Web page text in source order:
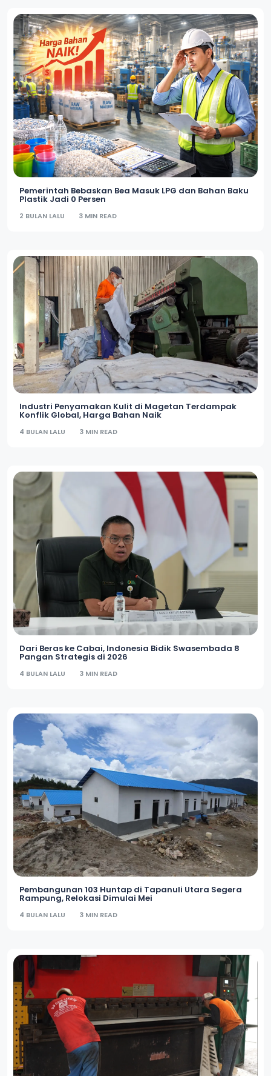
Pemerintah Bebaskan Bea Masuk LPG dan Bahan Baku
Plastik Jadi 0 Persen
2 BULAN LALU 3 MIN READ
Industri Penyamakan Kulit di Magetan Terdampak
Konflik Global, Harga Bahan Naik
4 BULAN LALU 3 MIN READ
Dari Beras ke Cabai, Indonesia Bidik Swasembada 8
Pangan Strategis di 2026
4 BULAN LALU 3 MIN READ
Pembangunan 103 Huntap di Tapanuli Utara Segera
Rampung, Relokasi Dimulai Mei
4 BULAN LALU 3 MIN READ